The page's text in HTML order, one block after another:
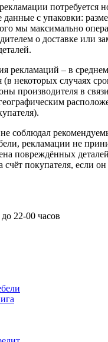
потребуется
данные с упаковки:
мы максимально
о доставке или
рекламаций – в среднем
(в некоторых случаях
производителя в
соблюдал
рекламации не
повреждённых
счёт покупателя, если
22-00 часов